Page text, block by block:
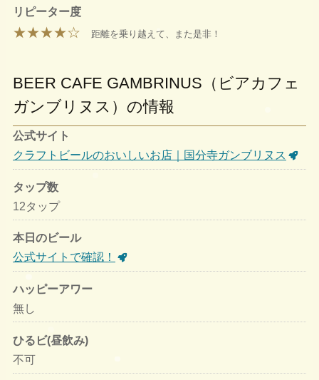
リピーター度
★★★★☆ 距離を乗り越えて、また是非！
BEER CAFE GAMBRINUS（ビアカフェ
ガンブリヌス）の情報
公式サイト
クラフトビールのおいしいお店｜国分寺ガンブリヌス
タップ数
12タップ
本日のビール
公式サイトで確認！
ハッピーアワー
無し
ひるビ(昼飲み)
不可